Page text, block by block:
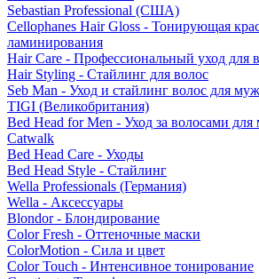
Sebastian Professional (США)
Cellophanes Hair Gloss - Тонирующая
ламинирования
Hair Care - Профессиональный уход для
Hair Styling - Стайлинг для волос
Seb Man - Уход и стайлинг волос для
TIGI (Великобритания)
Bed Head for Men - Уход за волосами
Catwalk
Bed Head Care - Уходы
Bed Head Style - Стайлинг
Wella Professionals (Германия)
Wella - Аксессуары
Blondor - Блондирование
Color Fresh - Оттеночные маски
ColorMotion - Сила и цвет
Color Touch - Интенсивное тонирование